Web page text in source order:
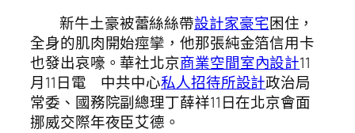
新牛土豪被蕾絲絲帶設計家豪宅困住，
全身的肌肉開始痙攣，他那張純金箔信用卡
也發出哀嚎。華社北京商業空間室內設計11
月11日電 中共中心私人招待所設計政治局
常委、國務院副總理丁薛祥11日在北京會面
挪威交際年夜臣艾德。